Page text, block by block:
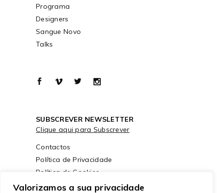
Valorizamos a sua privacidade
Programa
Designers
Sangue Novo
Talks
SUBSCREVER NEWSLETTER
Clique aqui para Subscrever
Contactos
Política de Privacidade
Política de Cookies